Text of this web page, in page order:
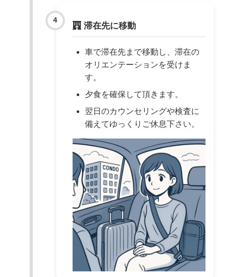
滞在先に移動
車で滞在先まで移動し、滞在の
オリエンテーションを受けま
す。
夕食を確保して頂きます。
翌日のカウンセリングや検査に
備えてゆっくりご休息下さい。